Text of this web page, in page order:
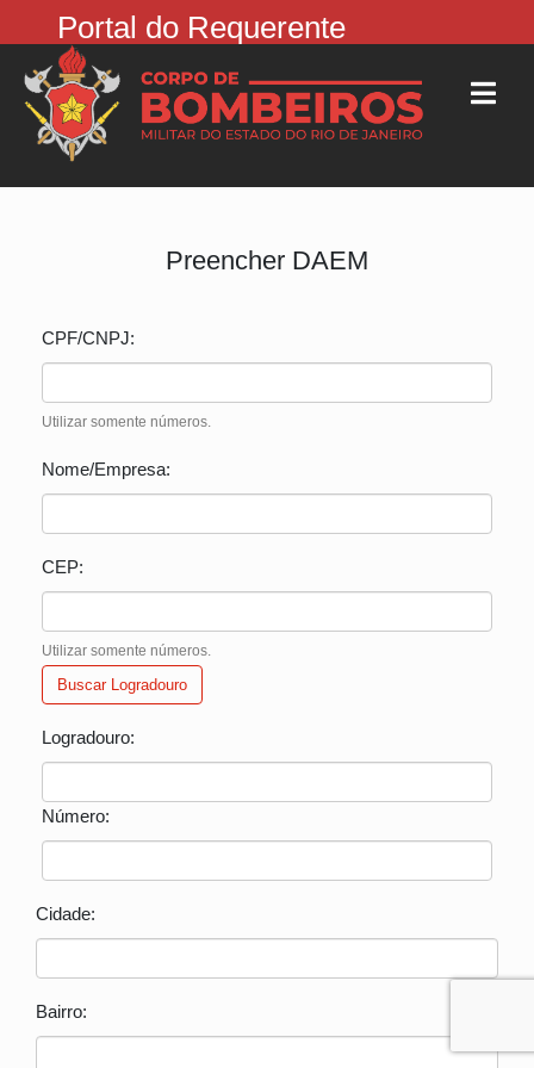
Portal do Requerente
Preencher DAEM
CPF/CNPJ:
Utilizar somente números.
Nome/Empresa:
CEP:
Utilizar somente números.
Buscar Logradouro
Logradouro:
Número:
Cidade:
Bairro: